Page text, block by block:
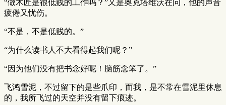
“做木匠是很低贱的工作吗？”又是奥克塔维沃在问，他的声音
疲倦又忧伤。
“不是，不是低贱的。”
“为什么读书人不大看得起我们呢？”
“因为他们没有把书念好呢！脑筋念笨了。”
飞鸿雪泥，不过留下的是些爪印，而我，是不常在雪泥里休息
的，我所飞过的天空并没有留下痕迹。